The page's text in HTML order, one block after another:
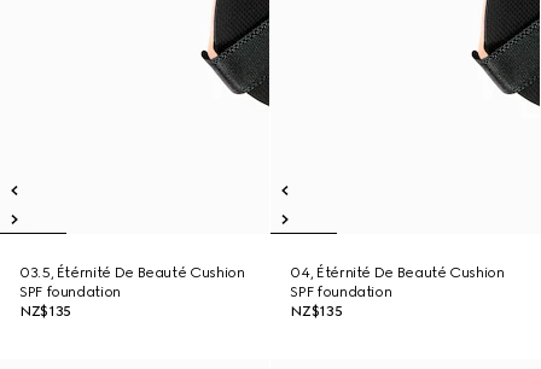
03.5, Étérnité De Beauté Cushion
SPF foundation
NZ$135
04, Étérnité De Beauté Cushion
SPF foundation
NZ$135